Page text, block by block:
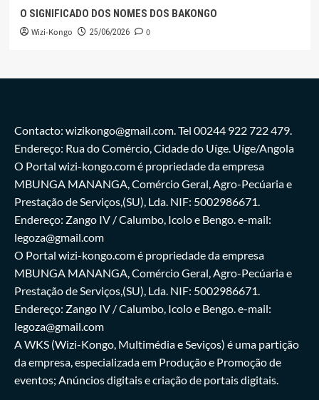
O SIGNIFICADO DOS NOMES DOS BAKONGO
Wizi-Kongo 25/06/2026 0
Contacto: wizikongo@gmail.com. Tel 00244 922 722 479.
Endereço: Rua do Comércio, Cidade do Uíge. Uíge/Angola
O Portal wizi-kongo.com é propriedade da empresa
MBUNGA MANANGA, Comércio Geral, Agro-Pecúaria e
Prestação de Serviços,(SU), Lda. NIF: 5002986671.
Endereço: Zango IV / Calumbo, Icolo e Bengo. e-mail:
legoza@gmail.com
O Portal wizi-kongo.com é propriedade da empresa
MBUNGA MANANGA, Comércio Geral, Agro-Pecúaria e
Prestação de Serviços,(SU), Lda. NIF: 5002986671.
Endereço: Zango IV / Calumbo, Icolo e Bengo. e-mail:
legoza@gmail.com
A WKS (Wizi-Kongo, Multimédia e Seviços) é uma partição
da empresa, especializada em Produção e Promoção de
eventos; Anúncios digitais e criação de portais digitais.